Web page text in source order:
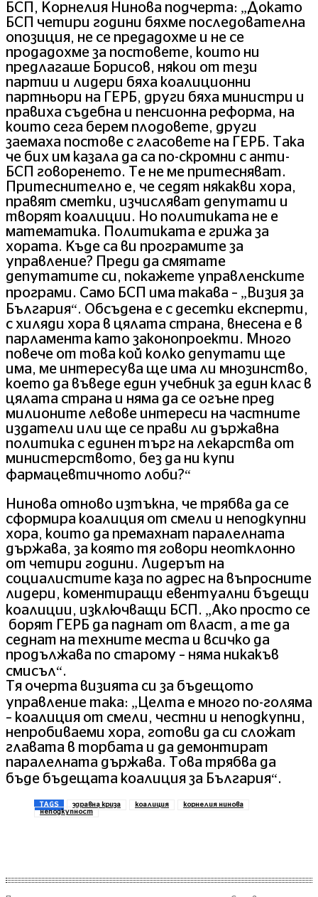
БСП, Корнелия Нинова подчерта: „Докато
БСП четири години бяхме последователна
опозиция, не се предадохме и не се
продадохме за постовете, които ни
предлагаше Борисов, някои от тези
партии и лидери бяха коалиционни
партньори на ГЕРБ, други бяха министри и
правиха съдебна и пенсионна реформа, на
които сега берем плодовете, други
заемаха постове с гласовете на ГЕРБ. Така
че бих им казала да са по-скромни с анти-
БСП говоренето. Те не ме притесняват.
Притеснително е, че седят някакви хора,
правят сметки, изчисляват депутати и
творят коалиции. Но политиката не е
математика. Политиката е грижа за
хората. Къде са ви програмите за
управление? Преди да смятате
депутатите си, покажете управленските
програми. Само БСП има такава – „Визия за
България“. Обсъдена е с десетки експерти,
с хиляди хора в цялата страна, внесена е в
парламента като законопроекти. Много
повече от това кой колко депутати ще
има, ме интересува ще има ли мнозинство,
което да въведе един учебник за един клас в
цялата страна и няма да се огъне пред
милионите левове интереси на частните
издатели или ще се прави ли държавна
политика с единен търг на лекарства от
министерството, без да ни купи
фармацевтичното лоби?“
Нинова отново изтъкна, че трябва да се
сформира коалиция от смели и неподкупни
хора, които да премахнат паралелната
държава, за която тя говори неотклонно
от четири години. Лидерът на
социалистите каза по адрес на въпросните
лидери, коментиращи евентуални бъдещи
коалиции, изключващи БСП. „Ако просто се
борят ГЕРБ да паднат от власт, а те да
седнат на техните места и всичко да
продължава по старому – няма никакъв
смисъл“.
Тя очерта визията си за бъдещото
управление така: „Целта е много по-голяма
– коалиция от смели, честни и неподкупни,
непробиваеми хора, готови да си сложат
главата в торбата и да демонтират
паралелната държава. Това трябва да
бъде бъдещата коалиция за България“.
TAGS здравна криза коалиция
корнелия нинова
неподкупност